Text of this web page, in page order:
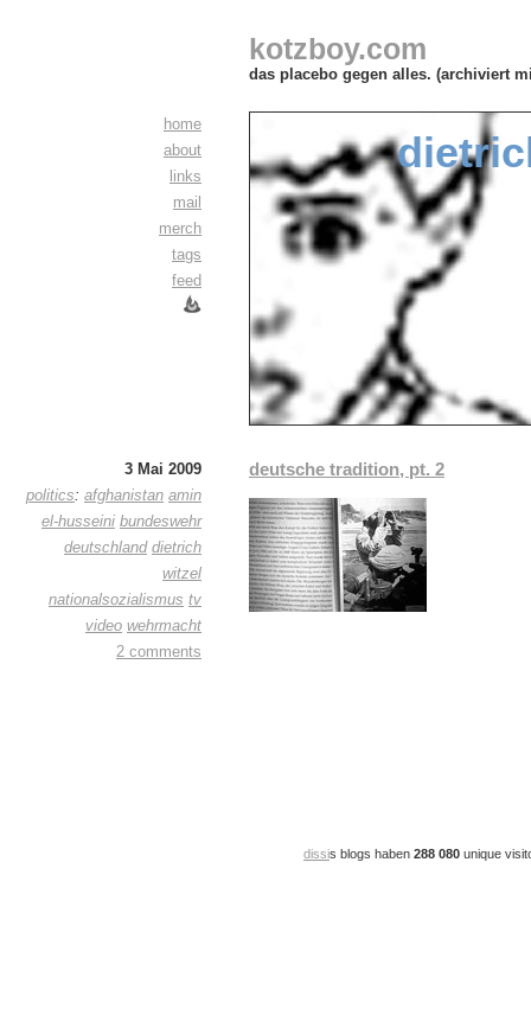
kotzboy.com
das placebo gegen alles. (archiviert
home
about
links
mail
merch
tags
feed
3 Mai 2009
politics: afghanistan amin
el-husseini bundeswehr
deutschland dietrich
witzel
nationalsozialismus tv
video wehrmacht
2 comments
deutsche tradition, pt. 2
dissis blogs haben 288 080 unique